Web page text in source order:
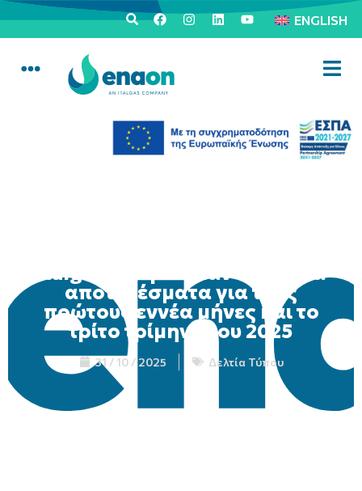
ENGLISH
Italgas: Εγκρίθηκαν τα ενιαία
αποτελέσματα για τους
πρώτους εννέα μήνες και το
τρίτο τρίμηνο του 2025
31 / 10 / 2025 Δελτία Τύπου